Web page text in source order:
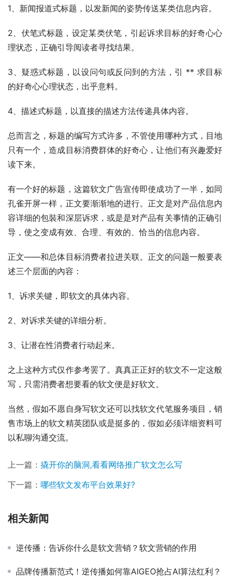
1、新闻报道式标题，以发新闻的姿势传送某类信息内容。
2、伏笔式标题，设定某类伏笔，引起诉求目标的好奇心心
理状态，正确引导阅读者寻找结果。
3、疑惑式标题，以设问句或反问到的方法，引 ** 求目标
的好奇心心理状态，出乎意料。
4、描述式标题，以直接的描述方法传递具体内容。
总而言之，标题的编写方式许多，不管使用哪种方式，目地
只有一个，造成目标消费群体的好奇心，让他们有兴趣爱好
读下来。
有一个好的标题，这篇软文广告宣传即使成功了一半，如同
孔雀开屏一样，正文要渐渐地的进行。正文是对产品信息内
容详细的包裝和深层诉求，或是是对产品有关事情的正确引
导，使之变成有效、合理、有效的、恰当的信息内容。
正文——和总体目标消费者拉进关联。正文的问题一般要表
述三个层面的內容：
1、诉求关键，即软文的具体内容。
2、对诉求关键的详细分析。
3、让潜在性消费者行动起来。
之上这种方式仅作参考罢了。真真正正好的软文不一定这般
写，只需消费者想要看的软文便是好软文。
当然，假如不愿自身写软文还可以找软文代笔服务项目，销
售市场上的软文精英团队或是挺多的，假如必须详细资料可
以私聊沟通交流。
上一篇： 撬开你的脑洞,看看网络推广软文怎么写
下一篇： 哪些软文发布平台效果好?
相关新闻
逆传播：告诉你什么是软文营销？软文营销的作用
品牌传播新范式！逆传播如何靠AIGEO抢占AI算法红利？